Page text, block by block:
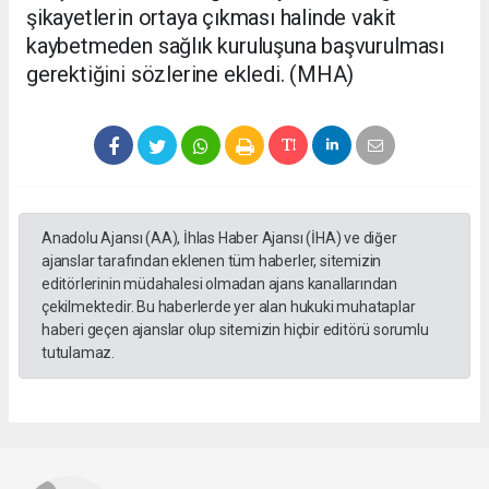
şikayetlerin ortaya çıkması halinde vakit
kaybetmeden sağlık kuruluşuna başvurulması
gerektiğini sözlerine ekledi. (MHA)
Anadolu Ajansı (AA), İhlas Haber Ajansı (İHA) ve diğer
ajanslar tarafından eklenen tüm haberler, sitemizin
editörlerinin müdahalesi olmadan ajans kanallarından
çekilmektedir. Bu haberlerde yer alan hukuki muhataplar
haberi geçen ajanslar olup sitemizin hiçbir editörü sorumlu
tutulamaz.